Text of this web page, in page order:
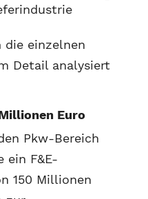
die einzelnen
Detail analysiert
Euro
Pkw-Bereich
ein F&E-
150 Millionen